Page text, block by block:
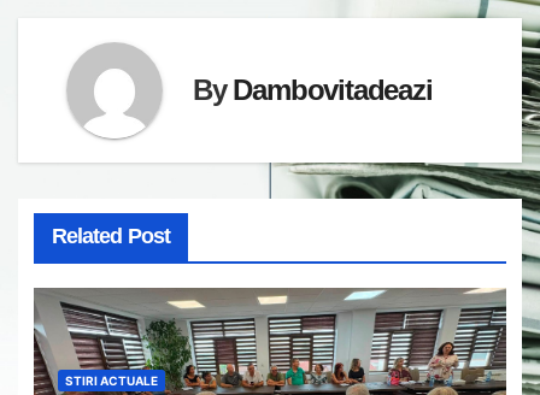
ByDambovitadeazi
Related Post
STIRI ACTUALE